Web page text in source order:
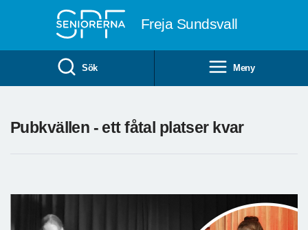
Freja Sundsvall
Sök Meny
Pubkvällen - ett fåtal platser kvar